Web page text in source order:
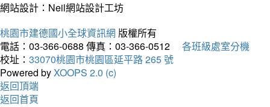
網站設計：Neil網站設計工坊
桃園市建德國小全球資訊網 版權所有
電話：03-366-0688 傳真：03-366-0512
各班級處室分機
校址： 33070桃園市桃園區延平路 265 號
Powered byXOOPS 2.0 (c)
返回頂端
返回首頁